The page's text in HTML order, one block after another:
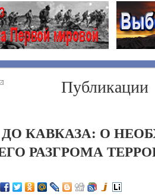
Публикации
КАВКАЗА: О
РАЗГРОМА